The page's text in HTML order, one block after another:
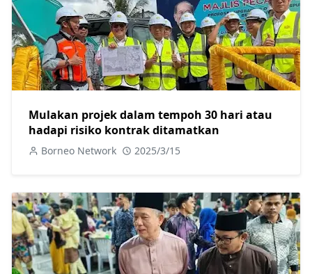
Mulakan projek dalam tempoh 30 hari atau
hadapi risiko kontrak ditamatkan
Borneo Network 2025/3/15